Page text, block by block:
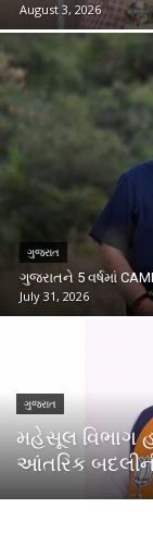
August 3, 2026
ગુજરાત
ગુજરાતને 5 વર્ષમાં
July 31, 2026
ગુજરાત
મહેસૂલ વિભાગ
આંતરિક